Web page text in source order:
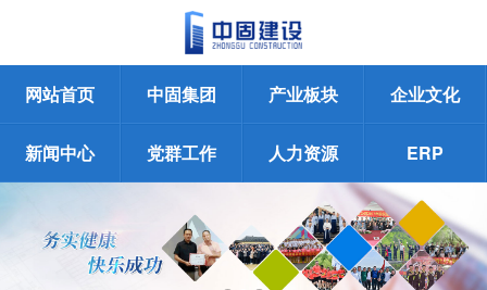
网站首页 中固集团 产业板块 企业文化
新闻中心 党群工作 人力资源 ERP